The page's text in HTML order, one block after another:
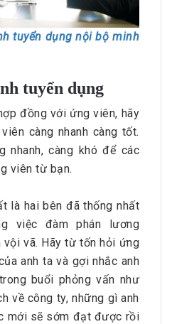
tuyển dụng nội bộ minh
tuyển dụng
đồng với ứng viên, hãy
càng nhanh càng tốt.
nhanh, càng khó để các
viên từ bạn.
là hai bên đã thống nhất
việc đàm phán lương
vội vã. Hãy từ tốn hỏi ứng
anh ta và gợi nhắc anh
buổi phỏng vấn như
về công ty, những gì anh
mới sẽ sớm đạt được rồi